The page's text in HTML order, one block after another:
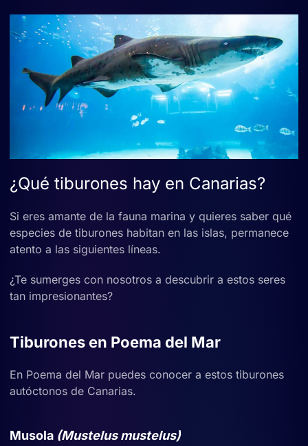
¿Qué tiburones hay en Canarias?
Si eres amante de la fauna marina y quieres saber qué
especies de tiburones habitan en las islas, permanece
atento a las siguientes líneas.
¿Te sumerges con nosotros a descubrir a estos seres
tan impresionantes?
Tiburones en Poema del Mar
En Poema del Mar puedes conocer a estos tiburones
autóctonos de Canarias.
Musola (Mustelus mustelus)